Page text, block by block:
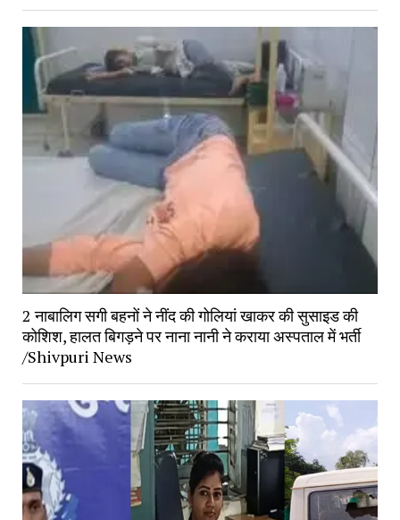
2 नाबालिग सगी बहनों ने नींद की गोलियां खाकर की सुसाइड की
कोशिश, हालत बिगड़ने पर नाना नानी ने कराया अस्पताल में भर्ती
/Shivpuri News